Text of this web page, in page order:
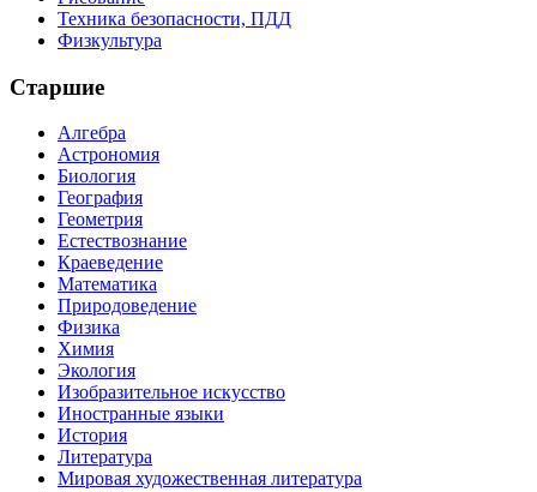
Техника безопасности, ПДД
Физкультура
Старшие
Алгебра
Астрономия
Биология
География
Геометрия
Естествознание
Краеведение
Математика
Природоведение
Физика
Химия
Экология
Изобразительное искусство
Иностранные языки
История
Литература
Мировая художественная литература